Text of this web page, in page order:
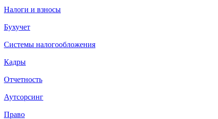
Налоги и взносы
Бухучет
Системы налогообложения
Кадры
Отчетность
Аутсорсинг
Право